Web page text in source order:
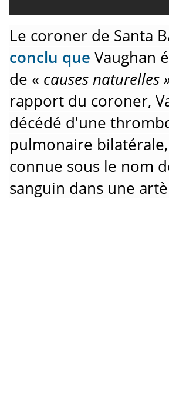
Le coroner de Santa
conclu que Vaughan
de « causes naturelles
rapport du coroner,
décédé d'une
pulmonaire
connue sous le nom
sanguin dans une